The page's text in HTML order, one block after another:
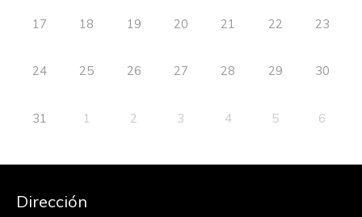
17 18 19 20 21 22 23
24 25 26 27 28 29 30
31 1 2 3 4 5 6
Dirección